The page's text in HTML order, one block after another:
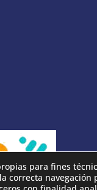
para fines
correcta navegación